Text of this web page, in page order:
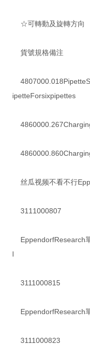
☆可轉動及旋轉方向
貨號規格備注
ipetteForsixpipettes
丝瓜视频不看不行
3111000807
EppendorfResearch
l
3111000815
EppendorfResearch
3111000823